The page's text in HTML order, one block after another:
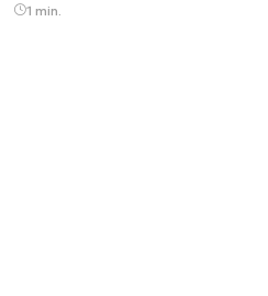
1 min.